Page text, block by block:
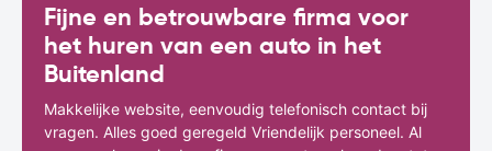
Fijne en betrouwbare firma voor
het huren van een auto in het
Buitenland
Makkelijke website, eenvoudig telefonisch contact bij
vragen. Alles goed geregeld Vriendelijk personeel. Al